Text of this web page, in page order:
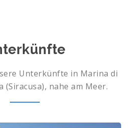
Unterkünfte in Marina di
(Siracusa), nahe am Meer.